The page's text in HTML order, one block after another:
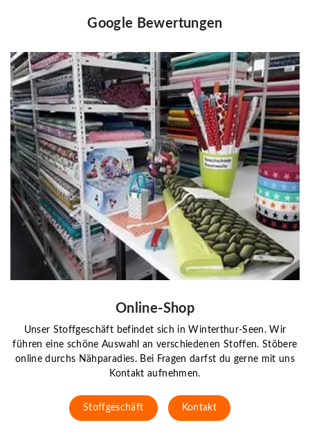
Google Bewertungen
Online-Shop
Unser Stoffgeschäft befindet sich in Winterthur-Seen. Wir
führen eine schöne Auswahl an verschiedenen Stoffen. Stöbere
online durchs Nähparadies. Bei Fragen darfst du gerne mit uns
Kontakt aufnehmen.
Stoffgeschäft Kontakt